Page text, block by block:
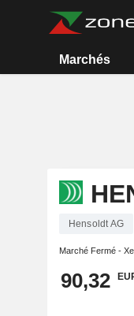
Marchés
Hensoldt AG
Marché Fermé -
90,32